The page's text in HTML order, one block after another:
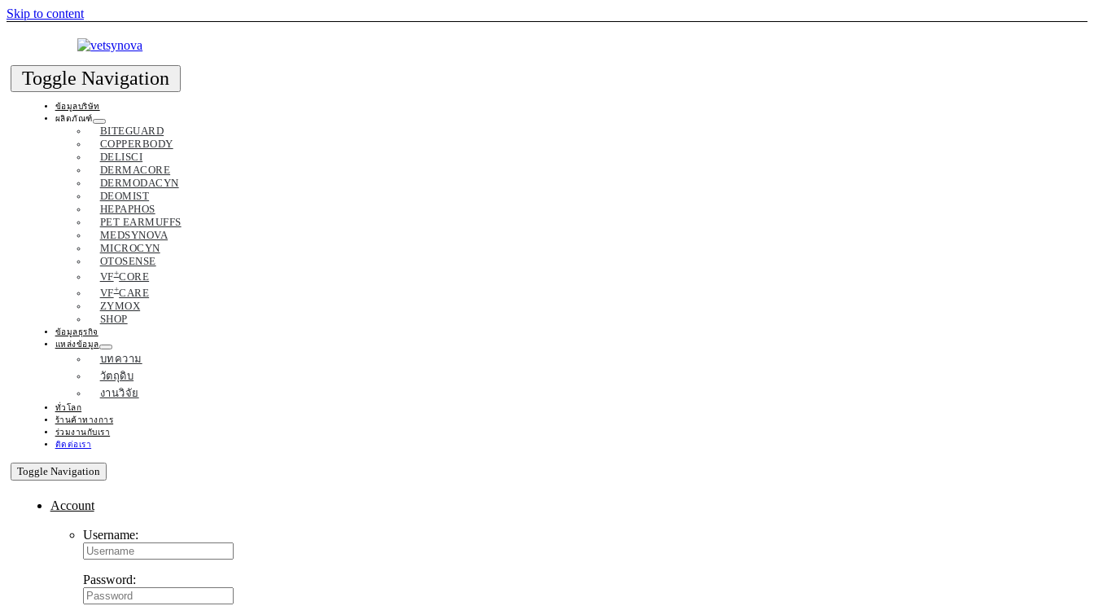
Skip to content
Toggle Navigation
ข้อมูลบริษัท
ผลิตภัณฑ์
BITEGUARD
COPPERBODY
DELISCI
DERMACORE
DERMODACYN
DEOMIST
HEPAPHOS
PET EARMUFFS
MEDSYNOVA
MICROCYN
OTOSENSE
VF+CORE
VF+CARE
ZYMOX
SHOP
ข้อมูลธุรกิจ
แหล่งข้อมูล
บทความ
วัตถุดิบ
งานวิจัย
ทั่วโลก
ร้านค้าทางการ
ร่วมงานกับเรา
ติดต่อเรา
Toggle Navigation
Account
Username:
Password: